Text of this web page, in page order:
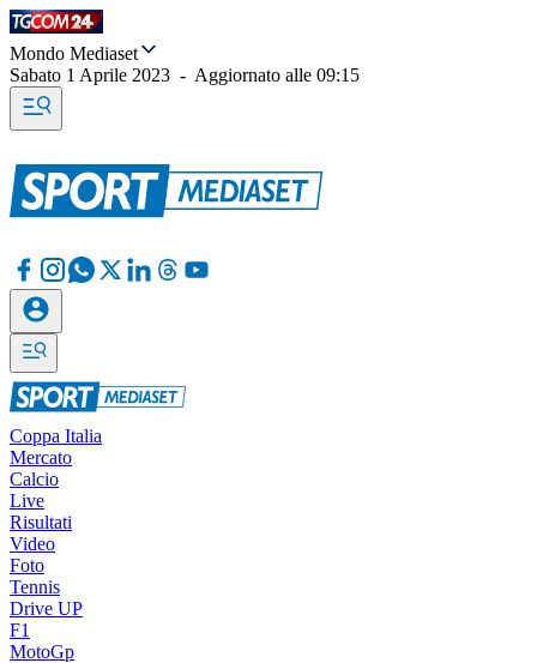
Mondo Mediaset
Sabato 1 Aprile 2023 - Aggiornato alle 09:15
Coppa Italia
Mercato
Calcio
Live
Risultati
Video
Foto
Tennis
Drive UP
F1
MotoGp